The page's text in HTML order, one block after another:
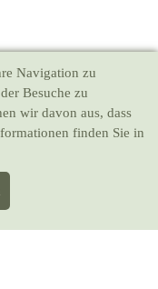
Navigation zu
Besuche zu
wir davon aus, dass
finden Sie in